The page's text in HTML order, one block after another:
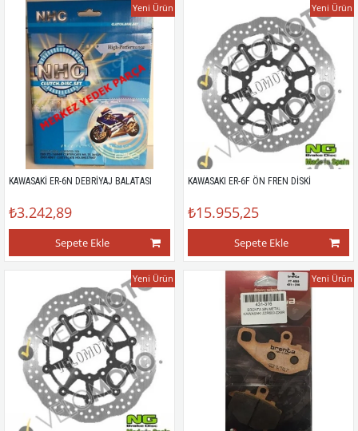
KAWASAKİ ER-6N DEBRİYAJ BALATASI
₺3.242,89
Sepete Ekle
Yeni Ürün
KAWASAKI ER-6F ÖN FREN DİSKİ
₺15.955,25
Sepete Ekle
Yeni Ürün
Yeni Ürün Yeni Ürün